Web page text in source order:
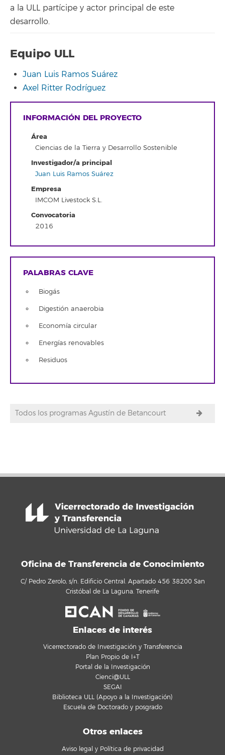
a la ULL partícipe y actor principal de este
desarrollo.
Equipo ULL
Juan Luis Ramos Suárez
Axel Ritter Rodríguez
INFORMACIÓN DEL PROYECTO
Área
Ciencias de la Tierra y Desarrollo Sostenible
Investigador/a principal
Juan Luis Ramos Suárez
Empresa
IMCOM Livestock S.L.
Convocatoria
2016
PALABRAS CLAVE
Biogás
Digestión anaerobia
Economía circular
Energías renovables
Residuos
Todos los programas Agustín de Betancourt
Oficina de Transferencia de Conocimiento
C/ Pedro Zerolo, s/n. Edificio Central. Apartado 456 38200 San
Cristóbal de La Laguna. Tenerife
Enlaces de interés
Vicerrectorado de Investigación y Transferencia
Plan Propio de I+T
Portal de la Investigación
Cienci@ULL
SEGAI
Biblioteca ULL (Apoyo a la Investigación)
Escuela de Doctorado y posgrado
Otros enlaces
Aviso legal y Política de privacidad